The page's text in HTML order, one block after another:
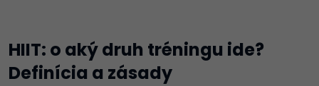
HIIT: o aký druh tréningu ide?
Definícia a zásady